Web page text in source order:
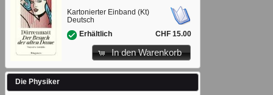
Kartonierter Einband (Kt)
Deutsch
Erhältlich
CHF 15.00
In den Warenkorb
Die Physiker